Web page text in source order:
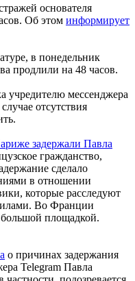
основателя
Об этом информирует
в понедельник
продлили на 48 часов.
учредителю мессенджера
отсутствия
задержали Павла
гражданство,
сделало
в отношении
которые расследуют
Во Франции
большой площадкой.
о причинах задержания
Telegram Павла